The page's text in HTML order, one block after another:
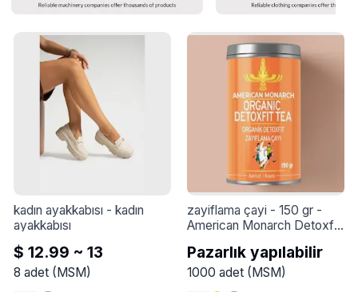
kadın ayakkabısı - kadın
ayakkabısı
$ 12.99 ~ 13
8 adet(MSM)
zayiflama çayi - 150 gr
American Monarch Detoxfit
seçilmiş bitkilerden oluşan
özel bir karışımdır. Bu çay,
Pazarlık yapılabilir
1000 adet (MSM)